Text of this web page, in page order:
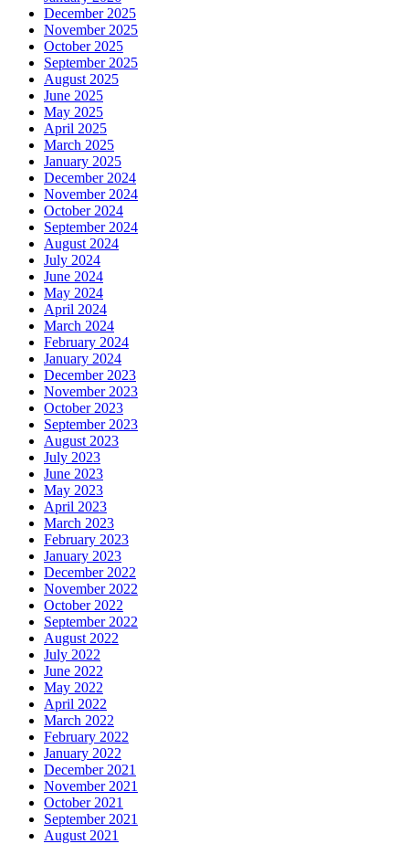
December 2025
November 2025
October 2025
September 2025
August 2025
June 2025
May 2025
April 2025
March 2025
January 2025
December 2024
November 2024
October 2024
September 2024
August 2024
July 2024
June 2024
May 2024
April 2024
March 2024
February 2024
January 2024
December 2023
November 2023
October 2023
September 2023
August 2023
July 2023
June 2023
May 2023
April 2023
March 2023
February 2023
January 2023
December 2022
November 2022
October 2022
September 2022
August 2022
July 2022
June 2022
May 2022
April 2022
March 2022
February 2022
January 2022
December 2021
November 2021
October 2021
September 2021
August 2021